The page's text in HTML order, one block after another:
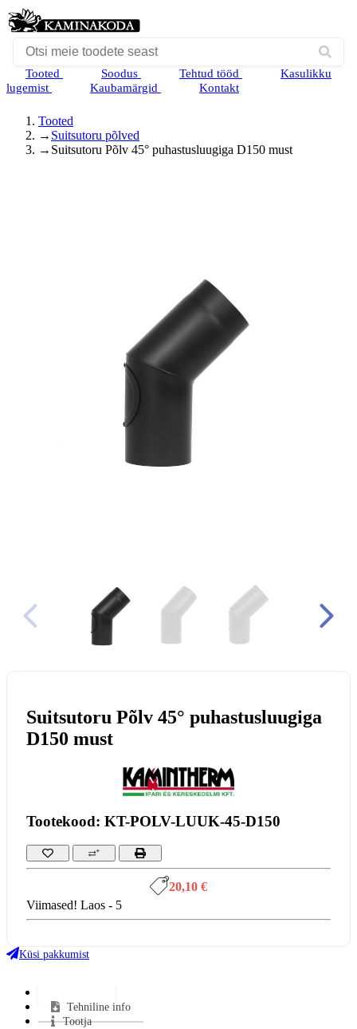
Tooted Soodus Tehtud tööd
Kasulikku
lugemist
Kaubamärgid Kontakt
Tooted
→ Suitsutoru põlved
→ Suitsutoru Põlv 45° puhastusluugiga D150 must
Suitsutoru Põlv 45° puhastusluugiga
D150 must
Tootekood: KT-POLV-LUUK-45-D150
20,10 €
Viimased! Laos - 5
Küsi pakkumist
Tehniline info
Tootja